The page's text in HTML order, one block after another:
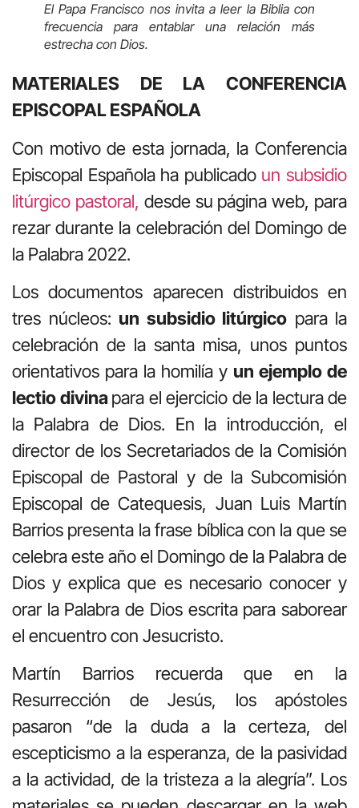
El Papa Francisco nos invita a leer la Biblia con
frecuencia para entablar una relación más
estrecha con Dios.
MATERIALES DE LA CONFERENCIA
EPISCOPAL ESPAÑOLA
Con motivo de esta jornada, la Conferencia
Episcopal Española ha publicado un subsidio
litúrgico pastoral, desde su página web, para
rezar durante la celebración del Domingo de
la Palabra 2022.
Los documentos aparecen distribuidos en
tres núcleos: un subsidio litúrgico para la
celebración de la santa misa, unos puntos
orientativos para la homilía y un ejemplo de
lectio divinapara el ejercicio de la lectura de
la Palabra de Dios. En la introducción, el
director de los Secretariados de la Comisión
Episcopal de Pastoral y de la Subcomisión
Episcopal de Catequesis, Juan Luis Martín
Barrios presenta la frase bíblica con la que se
celebra este año el Domingo de la Palabra de
Dios y explica que es necesario conocer y
orar la Palabra de Dios escrita para saborear
el encuentro con Jesucristo.
Martín Barrios recuerda que en la
Resurrección de Jesús, los apóstoles
pasaron “de la duda a la certeza, del
escepticismo a la esperanza, de la pasividad
a la actividad, de la tristeza a la alegría”. Los